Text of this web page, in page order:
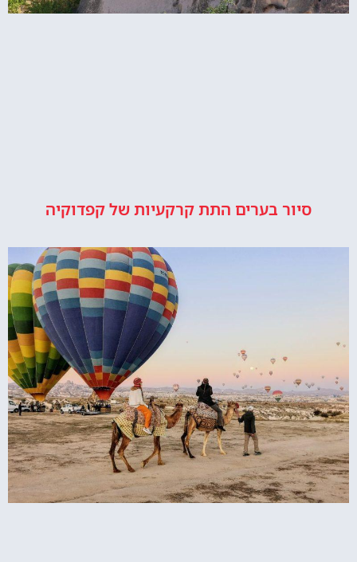
סיור בערים התת קרקעיות של קפדוקיה